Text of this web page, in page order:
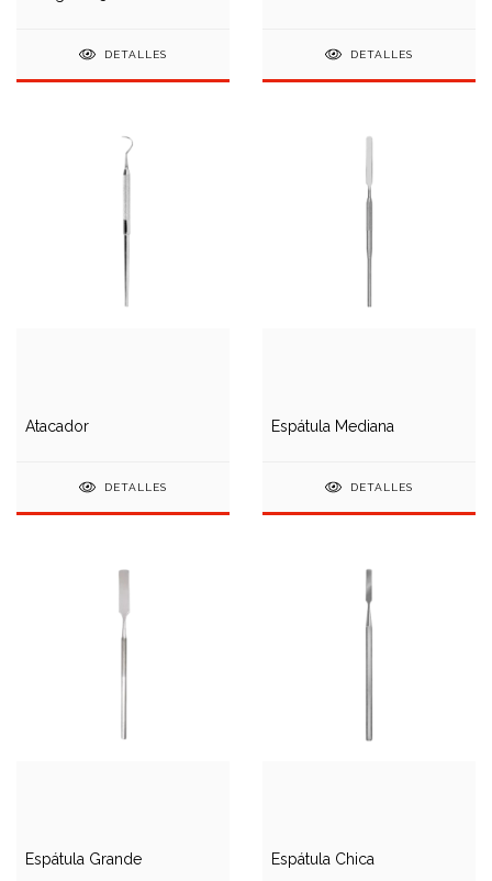
DETALLES DETALLES
Atacador
DETALLES
Espátula Mediana
DETALLES
Espátula Grande Espátula Chica